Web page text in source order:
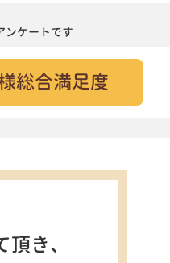
ケートです
総合満足度
き、